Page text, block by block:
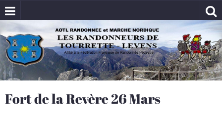
Fort de la Revère 26 Mars